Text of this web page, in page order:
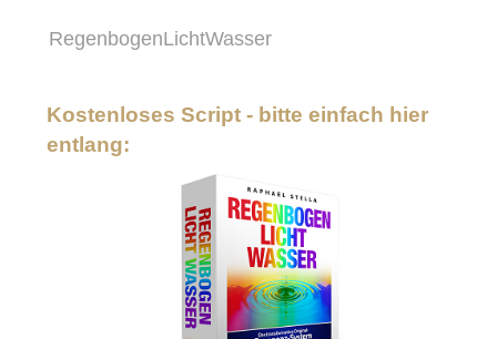
RegenbogenLichtWasser
Kostenloses Script - bitte einfach hier
entlang: